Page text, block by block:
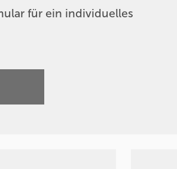
für ein individuelles